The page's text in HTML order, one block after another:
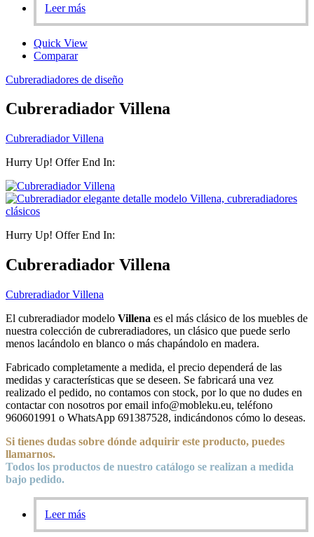
Leer más
Quick View
Comparar
Cubreradiadores de diseño
Cubreradiador Villena
Cubreradiador Villena
Hurry Up! Offer End In:
Hurry Up! Offer End In:
Cubreradiador Villena
Cubreradiador Villena
El cubreradiador modelo Villena es el más clásico de los muebles de
nuestra colección de cubreradiadores, un clásico que puede serlo
menos lacándolo en blanco o más chapándolo en madera.
Fabricado completamente a medida, el precio dependerá de las
medidas y características que se deseen. Se fabricará una vez
realizado el pedido, no contamos con stock, por lo que no dudes en
contactar con nosotros por email info@mobleku.eu, teléfono
960601991 o WhatsApp 691387528, indicándonos cómo lo deseas.
Si tienes dudas sobre dónde adquirir este producto, puedes
llamarnos.
Todos los productos de nuestro catálogo se realizan a medida
bajo pedido.
Leer más